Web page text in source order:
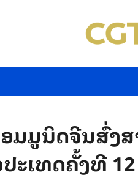
ມ​ມູ​ນິດ​ຈີນ​ສົ່ງ​
ະ​ເທດ​ຄັ້ງ​ທີ